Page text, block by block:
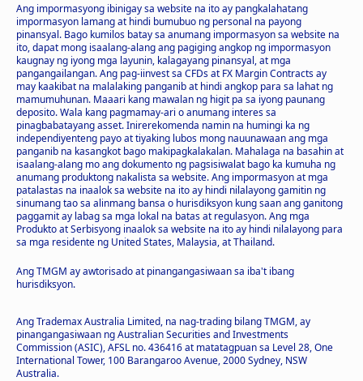
Ang impormasyong ibinigay sa website na ito ay pangkalahatang
impormasyon lamang at hindi bumubuo ng personal na payong
pinansyal. Bago kumilos batay sa anumang impormasyon sa website na
ito, dapat mong isaalang-alang ang pagiging angkop ng impormasyon
kaugnay ng iyong mga layunin, kalagayang pinansyal, at mga
pangangailangan. Ang pag-iinvest sa CFDs at FX Margin Contracts ay
may kaakibat na malalaking panganib at hindi angkop para sa lahat ng
mamumuhunan. Maaari kang mawalan ng higit pa sa iyong paunang
deposito. Wala kang pagmamay-ari o anumang interes sa
pinagbabatayang asset. Inirerekomenda namin na humingi ka ng
independiyenteng payo at tiyaking lubos mong nauunawaan ang mga
panganib na kasangkot bago makipagkalakalan. Mahalaga na basahin at
isaalang-alang mo ang dokumento ng pagsisiwalat bago ka kumuha ng
anumang produktong nakalista sa website. Ang impormasyon at mga
patalastas na inaalok sa website na ito ay hindi nilalayong gamitin ng
sinumang tao sa alinmang bansa o hurisdiksyon kung saan ang ganitong
paggamit ay labag sa mga lokal na batas at regulasyon. Ang mga
Produkto at Serbisyong inaalok sa website na ito ay hindi nilalayong para
sa mga residente ng United States, Malaysia, at Thailand.
Ang TMGM ay awtorisado at pinangangasiwaan sa iba't ibang
hurisdiksyon.
Ang Trademax Australia Limited, na nag-trading bilang TMGM, ay
pinangangasiwaan ng Australian Securities and Investments
Commission (ASIC), AFSL no. 436416 at matatagpuan sa Level 28, One
International Tower, 100 Barangaroo Avenue, 2000 Sydney, NSW
Australia.